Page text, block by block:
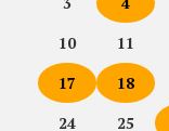
10
11
17
18
24
25